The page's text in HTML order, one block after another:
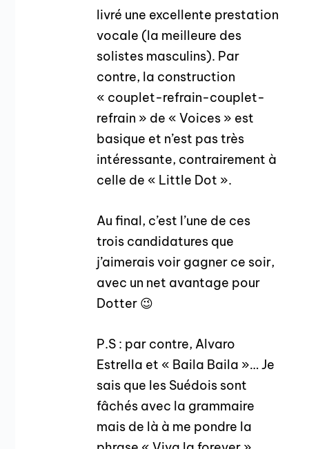
livré une excellente prestation
vocale (la meilleure des
solistes masculins). Par
contre, la construction
« couplet-refrain-couplet-
refrain » de « Voices » est
basique et n’est pas très
intéressante, contrairement à
celle de « Little Dot ».
Au final, c’est l’une de ces
trois candidatures que
j’aimerais voir gagner ce soir,
avec un net avantage pour
Dotter 😉
P.S : par contre, Alvaro
Estrella et « Baila Baila »… Je
sais que les Suédois sont
fâchés avec la grammaire
mais de là à me pondre la